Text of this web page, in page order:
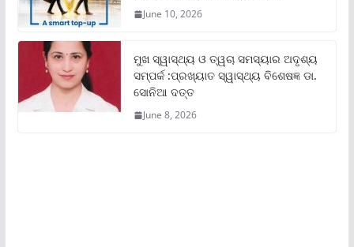
June 10, 2026
ମୁଖ ସ୍ୱାସ୍ଥ୍ୟ ଓ ତ୍ୱଚା ସମସ୍ୟାର ଅଦୃଶ୍ୟ
ସମ୍ପର୍କ :ପ୍ରଖ୍ୟାତ ସ୍ୱାସ୍ଥ୍ୟ ବିଶେଷଜ୍ଞ ଡା.
ସୋନିଆ ଦତ୍ତ
June 8, 2026